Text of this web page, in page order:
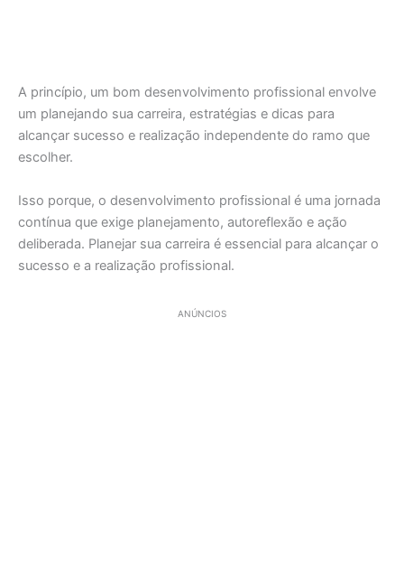
A princípio, um bom desenvolvimento profissional envolve
um planejando sua carreira, estratégias e dicas para
alcançar sucesso e realização independente do ramo que
escolher.
Isso porque, o desenvolvimento profissional é uma jornada
contínua que exige planejamento, autoreflexão e ação
deliberada. Planejar sua carreira é essencial para alcançar o
sucesso e a realização profissional.
ANÚNCIOS